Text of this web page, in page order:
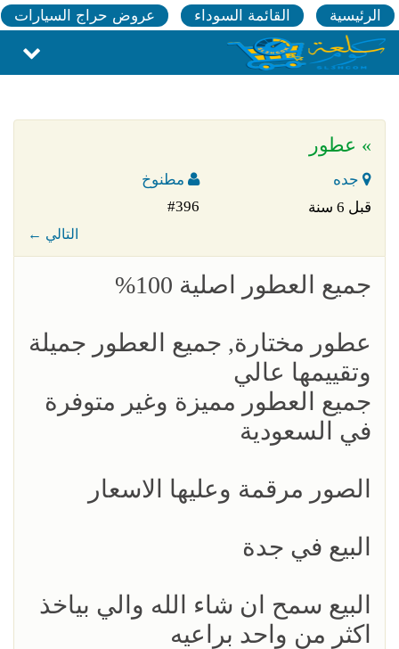
الرئيسية القائمة السوداء عروض حراج السيارات
» عطور
جده
مطنوخ
قبل 6 سنة
#396
← التالي
جميع العطور اصلية 100%
عطور مختارة, جميع العطور جميلة
وتقييمها عالي
جميع العطور مميزة وغير متوفرة
في السعودية
الصور مرقمة وعليها الاسعار
البيع في جدة
البيع سمح ان شاء الله والي بياخذ
اكثر من واحد براعيه